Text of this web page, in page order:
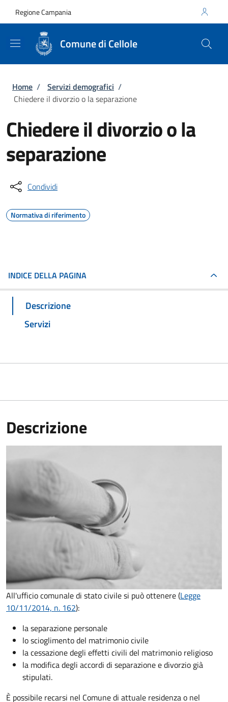
Regione Campania
Comune di Cellole
Briciole di pane
Home / Servizi demografici /
Chiedere il divorzio o la separazione
Chiedere il divorzio o la
separazione
Condividi
Normativa di riferimento
INDICE DELLA PAGINA
Descrizione
Servizi
Descrizione
All'ufficio comunale di stato civile si può ottenere (Legge
10/11/2014, n. 162):
la separazione personale
lo scioglimento del matrimonio civile
la cessazione degli effetti civili del matrimonio religioso
la modifica degli accordi di separazione e divorzio già
stipulati.
È possibile recarsi nel Comune di attuale residenza o nel